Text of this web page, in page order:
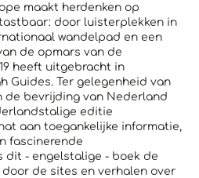
maakt herdenken op
door luisterplekken in
wandelpad en een
de opmars van de
heeft uitgebracht in
Guides. Ter gelegenheid van
de bevrijding van Nederland
editie
aan toegankelijke informatie,
fascinerende
dit - engelstalige - boek de
de sites en verhalen over